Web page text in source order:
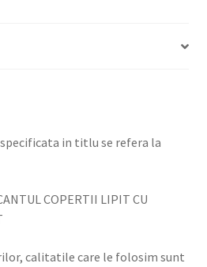
in titlu se refera la
COPERTII LIPIT CU
calitatile care le folosim sunt